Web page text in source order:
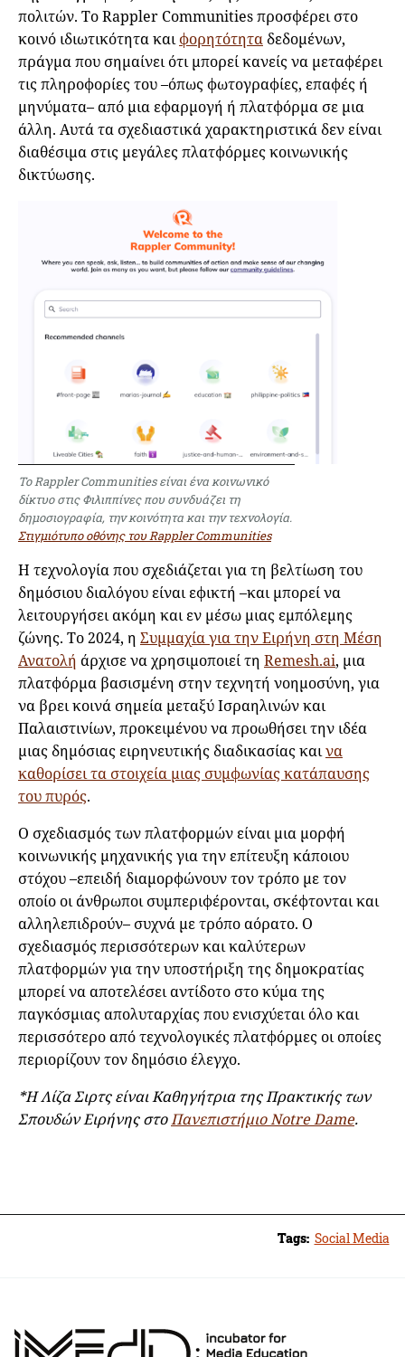
πολιτών. Το Rappler Communities προσφέρει στο
κοινό ιδιωτικότητα καιφορητότηταδεδομένων,
πράγμα που σημαίνει ότι μπορεί κανείς να μεταφέρει
τις πληροφορίες του –όπως φωτογραφίες, επαφές ή
μηνύματα– από μια εφαρμογή ή πλατφόρμα σε μια
άλλη. Αυτά τα σχεδιαστικά χαρακτηριστικά δεν είναι
διαθέσιμα στις μεγάλες πλατφόρμες κοινωνικής
δικτύωσης.
Το Rappler Communities είναι ένα κοινωνικό
δίκτυο στις Φιλιππίνες που συνδυάζει τη
δημοσιογραφία, την κοινότητα και την τεχνολογία.
Στιγμιότυπο οθόνης του Rappler Communities
Η τεχνολογία που σχεδιάζεται για τη βελτίωση του
δημόσιου διαλόγου είναι εφικτή –και μπορεί να
λειτουργήσει ακόμη και εν μέσω μιας εμπόλεμης
ζώνης. Το 2024, η Συμμαχία για την Ειρήνη στη Μέση
Ανατολή άρχισε να χρησιμοποιεί τη Remesh.ai, μια
πλατφόρμα βασισμένη στην τεχνητή νοημοσύνη, για
να βρει κοινά σημεία μεταξύ Ισραηλινών και
Παλαιστινίων, προκειμένου να προωθήσει την ιδέα
μιας δημόσιας ειρηνευτικής διαδικασίας καινα
καθορίσει τα στοιχεία μιας συμφωνίας κατάπαυσης
του πυρός.
O σχεδιασμός των πλατφορμών είναι μια μορφή
κοινωνικής μηχανικής για την επίτευξη κάποιου
στόχου –επειδή διαμορφώνουν τον τρόπο με τον
οποίο οι άνθρωποι συμπεριφέρονται, σκέφτονται και
αλληλεπιδρούν– συχνά με τρόπο αόρατο. Ο
σχεδιασμός περισσότερων και καλύτερων
πλατφορμών για την υποστήριξη της δημοκρατίας
μπορεί να αποτελέσει αντίδοτο στο κύμα της
παγκόσμιας απολυταρχίας που ενισχύεται όλο και
περισσότερο από τεχνολογικές πλατφόρμες οι οποίες
περιορίζουν τον δημόσιο έλεγχο.
*Η Λίζα Σιρτς είναι Καθηγήτρια της Πρακτικής των
Σπουδών Ειρήνης στοΠανεπιστήμιο Notre Dame.
Tags: Social Media